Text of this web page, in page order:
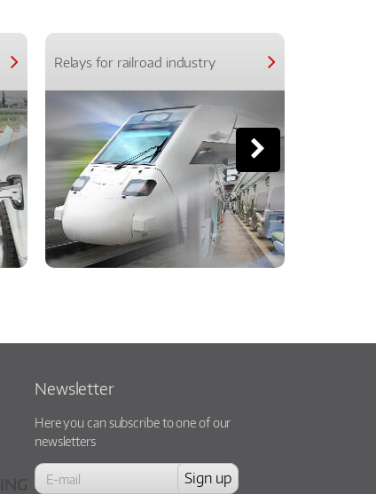
Relays for railroad industry
Newsletter
Here you can subscribe to one of our
newsletters